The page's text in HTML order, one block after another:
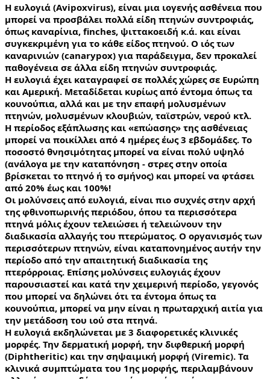
Η ευλογιά (Avipoxvirus), είναι μια ιογενής ασθένεια που
μπορεί να προσβάλει πολλά είδη πτηνών συντροφιάς,
όπως καναρίνια, finches, ψιττακοειδή κ.ά. και είναι
συγκεκριμένη για το κάθε είδος πτηνού. Ο ιός των
καναρινιών (canarypox) για παράδειγμα, δεν προκαλεί
παθογένεια σε άλλα είδη πτηνών συντροφιάς.
Η ευλογιά έχει καταγραφεί σε πολλές χώρες σε Ευρώπη
και Αμερική. Μεταδίδεται κυρίως από έντομα όπως τα
κουνούπια, αλλά και με την επαφή μολυσμένων
πτηνών, μολυσμένων κλουβιών, ταϊστρών, νερού κτλ.
Η περίοδος εξάπλωσης και «επώασης» της ασθένειας
μπορεί να ποικίλλει από 4 ημέρες έως 3 εβδομάδες. Το
ποσοστό θνησιμότητας μπορεί να είναι πολύ υψηλό
(ανάλογα με την καταπόνηση - στρες στην οποία
βρίσκεται το πτηνό ή το σμήνος) και μπορεί να φτάσει
από 20% έως και 100%!
Οι μολύνσεις από ευλογιά, είναι πιο συχνές στην αρχή
της φθινοπωρινής περιόδου, όπου τα περισσότερα
πτηνά μόλις έχουν τελειώσει ή τελειώνουν την
διαδικασία αλλαγής του πτερώματος. Ο οργανισμός των
περισσότερων πτηνών, είναι καταπονημένος αυτήν την
περίοδο από την απαιτητική διαδικασία της
πτερόρροιας. Επίσης μολύνσεις ευλογιάς έχουν
παρουσιαστεί και κατά την χειμερινή περίοδο, γεγονός
που μπορεί να δηλώνει ότι τα έντομα όπως τα
κουνούπια, μπορεί να μην είναι η πρωταρχική αιτία για
την μετάδοση του ιού στα πτηνά.
Η ευλογιά εκδηλώνεται με 3 διαφορετικές κλινικές
μορφές. Την δερματική μορφή, την διφθερική μορφή
(Diphtheritic) και την σηψαιμική μορφή (Viremic). Τα
κλινικά συμπτώματα του 1ης μορφής, περιλαμβάνουν